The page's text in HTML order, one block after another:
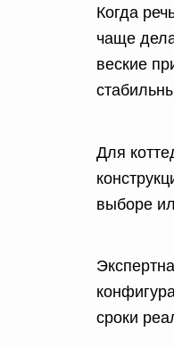
Когда
чаще
веские
Для
выборе
сроки